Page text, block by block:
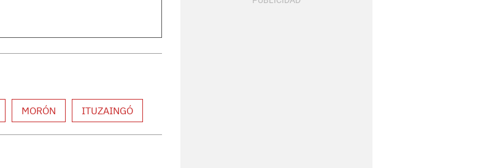
MORÓN ITUZAINGÓ